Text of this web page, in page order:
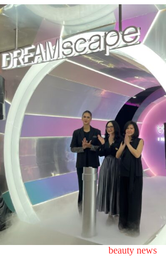
beauty news